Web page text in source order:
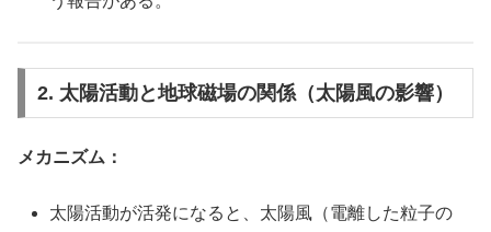
2. 太陽活動と地球磁場の関係（太陽風の影響）
メカニズム：
太陽活動が活発になると、太陽風（電離した粒子の